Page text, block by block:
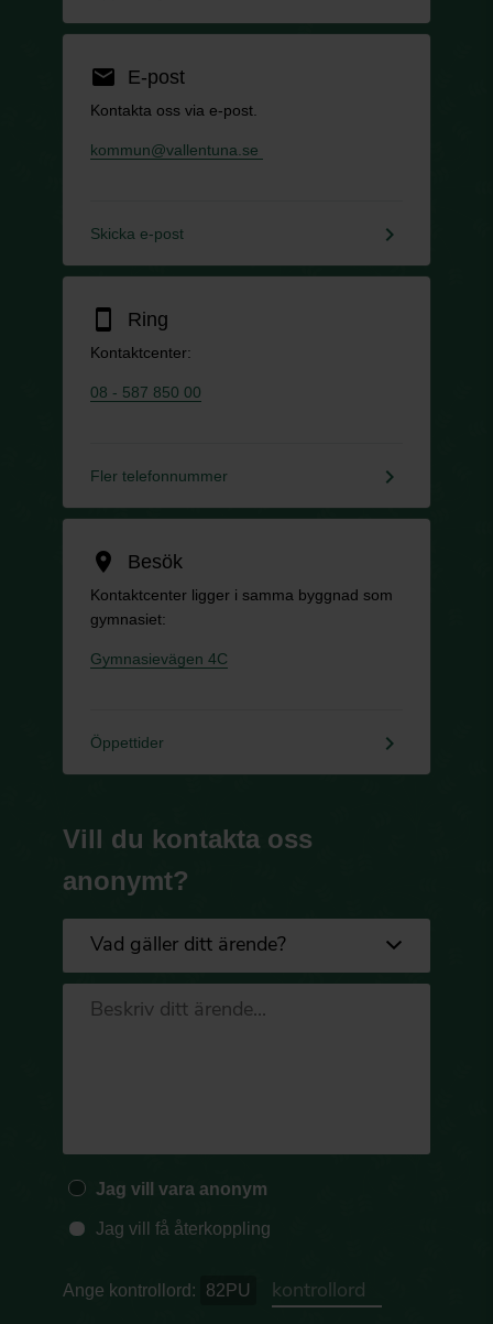
email E-post
Kontakta oss via e-post.
kommun@vallentuna.se
Skicka e-post keyboard_arrow_right
smartphone Ring
Kontaktcenter:
08 - 587 850 00
Fler telefonnummer keyboard_arrow_right
location_on Besök
Kontaktcenter ligger i samma byggnad som
gymnasiet:
Gymnasievägen 4C
Öppettider keyboard_arrow_right
Vill du kontakta oss
anonymt?
Jag vill vara anonym
Jag vill få återkoppling
Ange kontrollord: 82PU